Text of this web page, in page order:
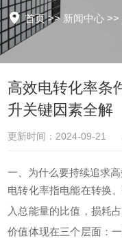
首页>> 新闻中心 >>
高效电转化率条
升关键因素全解
更新时间：2024-09-21
一、为什么要持续追求
电转化率指电能在转换
入总能量的比值，损耗
价值体现在三个层面：